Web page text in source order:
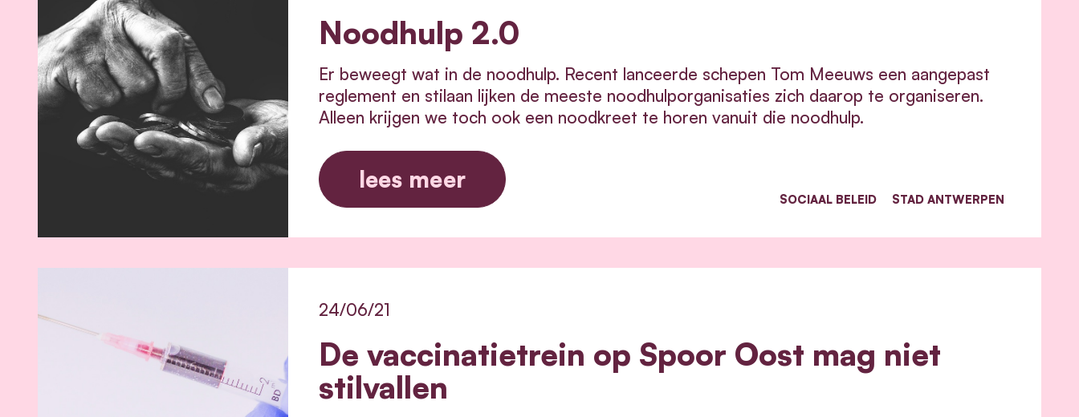
Noodhulp 2.0
Er beweegt wat in de noodhulp. Recent lanceerde schepen Tom Meeuws een aangepast
reglement en stilaan lijken de meeste noodhulporganisaties zich daarop te organiseren.
Alleen krijgen we toch ook een noodkreet te horen vanuit die noodhulp.
lees meer
SOCIAAL BELEID STAD ANTWERPEN
De vaccinatietrein op Spoor Oost mag niet
stilvallen
24/06/21